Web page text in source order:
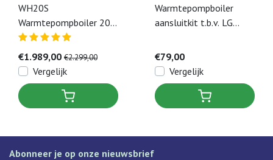
WH20S
Warmtepompboiler 200
Liter + 10 jaar garantie
& Laagste prijs garantie
€1.989,00 €2.299,00
Vergelijk
Warmtepompboiler
aansluitkit t.b.v. LG
€79,00
Vergelijk
Abonneer je op onze nieuwsbrief